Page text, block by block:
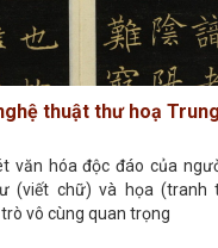
thuật thư hoạ
văn hóa độc đáo của
(viết chữ) và họa (tranh
vô cùng quan trọng